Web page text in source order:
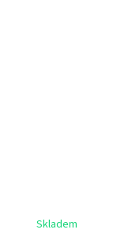
Skladem